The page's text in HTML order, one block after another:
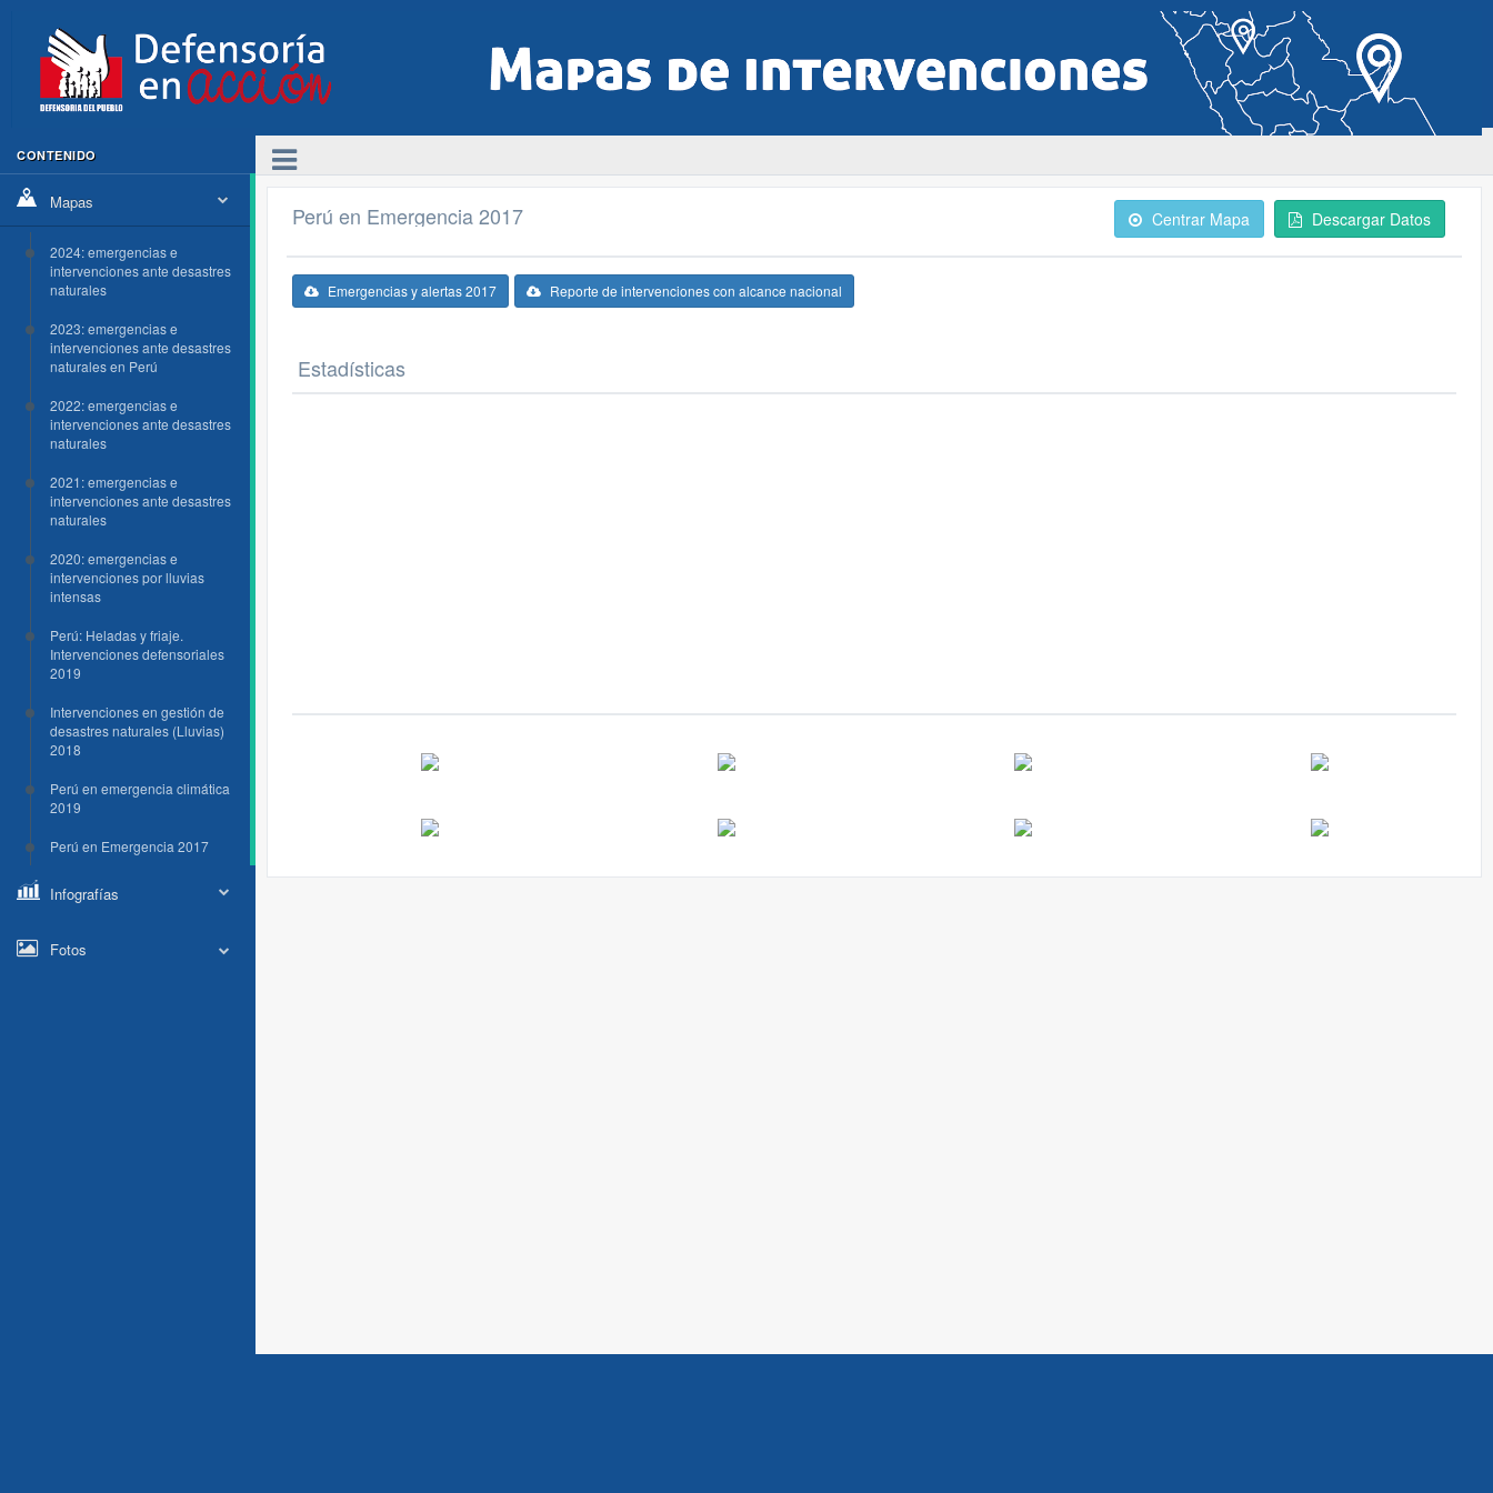
CONTENIDO
Mapas
2024: emergencias e
intervenciones ante desastres
naturales
2023: emergencias e
intervenciones ante desastres
naturales en Perú
2022: emergencias e
intervenciones ante desastres
naturales
2021: emergencias e
intervenciones ante desastres
naturales
2020: emergencias e
intervenciones por lluvias
intensas
Perú: Heladas y friaje.
Intervenciones defensoriales
2019
Intervenciones en gestión de
desastres naturales (Lluvias)
2018
Perú en emergencia climática
2019
Perú en Emergencia 2017
Infografías
Fotos
Perú en Emergencia 2017 Centrar Mapa Descargar Datos
Emergencias y alertas 2017 Reporte de intervenciones con alcance nacional
Estadísticas